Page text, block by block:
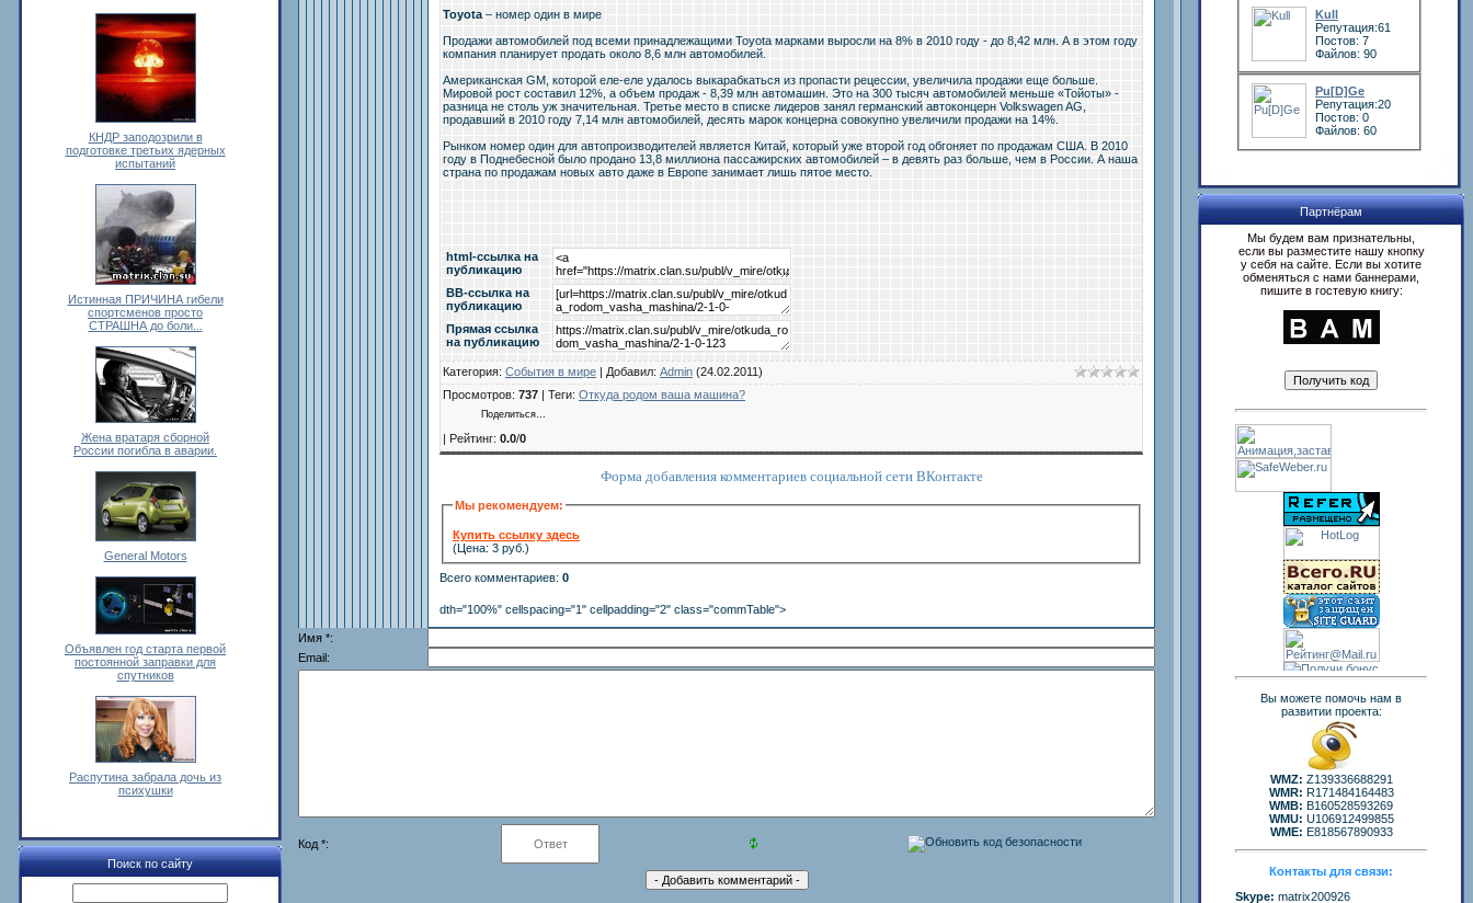
КНДР заподозрили в
подготовке третьих ядерных
испытаний
Истинная ПРИЧИНА гибели
спортсменов просто
СТРАШНА до боли...
Жена вратаря сборной
России погибла в аварии.
General Motors
Объявлен год старта первой
постоянной заправки для
спутников
Распутина забрала дочь из
психушки
Поиск по сайту
Toyota – номер один в мире
Продажи автомобилей под всеми принадлежащими Toyota марками выросли на 8% в 2010 году - до 8,42 млн. А в этом году
компания планирует продать около 8,6 млн автомобилей.
Американская GM, которой еле-еле удалось выкарабкаться из пропасти рецессии, увеличила продажи еще больше.
Мировой рост составил 12%, а объем продаж - 8,39 млн автомашин. Это на 300 тысяч автомобилей меньше «Тойоты» -
разница не столь уж значительная. Третье место в списке лидеров занял германский автоконцерн Volkswagen AG,
продавший в 2010 году 7,14 млн автомобилей, десять марок концерна совокупно увеличили продажи на 14%.
Рынком номер один для автопроизводителей является Китай, который уже второй год обгоняет по продажам США. В 2010
году в Поднебесной было продано 13,8 миллиона пассажирских автомобилей – в девять раз больше, чем в России. А наша
страна по продажам новых авто даже в Европе занимает лишь пятое место.
html-cсылка на
публикацию
BB-cсылка на
публикацию
Прямая ссылка
на публикацию
Категория: События в мире | Добавил: Admin (24.02.2011)
Просмотров: 737 | Теги: Откуда родом ваша машина?
Поделиться…
| Рейтинг: 0.0/0
Форма добавления комментариев социальной сети ВКонтакте
Мы рекомендуем:
Купить ссылку здесь
(Цена: 3 руб.)
Всего комментариев: 0
dth="100%" cellspacing="1" cellpadding="2" class="commTable">
Имя *:
Email:
Код *:
Kull
Репутация:61
Постов: 7
Файлов: 90
Pu[D]Ge
Репутация:20
Постов: 0
Файлов: 60
Партнёрам
Мы будем вам признательны,
если вы разместите нашу кнопку
у себя на сайте. Если вы хотите
обменяться с нами баннерами,
пишите в гостевую книгу:
Вы можете помочь нам в
развитии проекта:
WMZ: Z139336688291
WMR: R171484164483
WMB: B160528593269
WMU: U106912499855
WME: E818567890933
Контакты для связи:
Skype: matrix200926